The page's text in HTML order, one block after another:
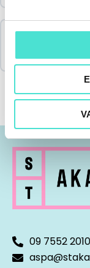
Merkitse
09 7552 2010